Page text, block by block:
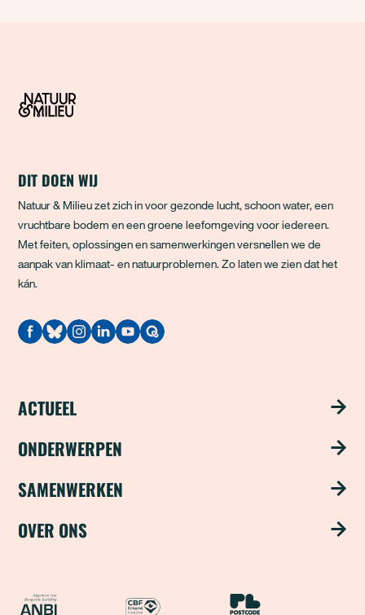
DIT DOEN WIJ
Natuur & Milieu zet zich in voor gezonde lucht, schoon water, een
vruchtbare bodem en een groene leefomgeving voor iedereen.
Met feiten, oplossingen en samenwerkingen versnellen we de
aanpak van klimaat- en natuurproblemen. Zo laten we zien dat het
kán.
Quodari
ACTUEEL
Nieuws
Nieuwsbrief
ONDERWERPEN
Schoon water
SAMENWERKEN
Steun ons met je bedrijf
Samenwerken als fonds
OVER ONS
Team
ANBI CBF Erkend Goed DoelNationale Postcode